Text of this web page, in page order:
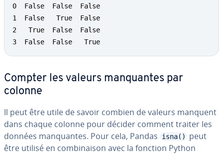
0  False  False  False
1  False   True  False
2   True  False  False
3  False  False   True
Compter les valeurs man­quantes par
colonne
Il peut être utile de savoir combien de valeurs manquent
dans chaque colonne pour décider comment traiter les
données man­quantes. Pour cela, Pandas
isna()
peut
être utilisé en com­bi­nai­son avec la fonction Python